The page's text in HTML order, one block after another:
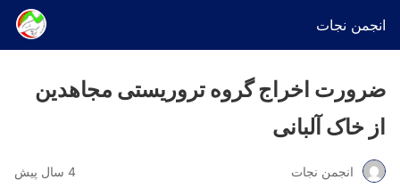
انجمن نجات
ضرورت اخراج گروه تروریستی مجاهدین
از خاک آلبانی
انجمن نجات 4 سال پیش